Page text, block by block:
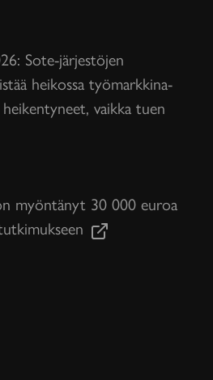
Sote-järjestöjen
heikossa työmarkkina-
vaikka tuen
myöntänyt 30 000 euroa